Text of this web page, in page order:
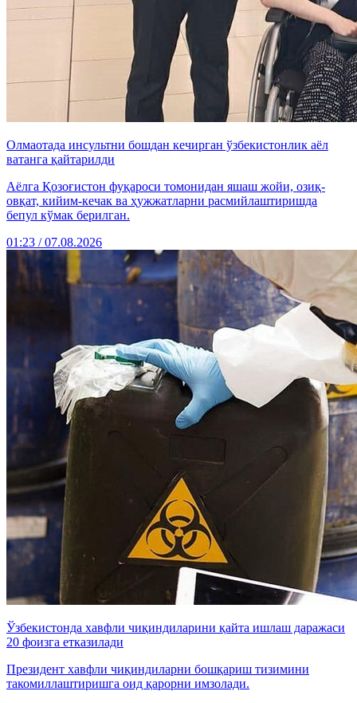
Олмаотада инсультни бошдан кечирган ўзбекистонлик аёл
ватанга қайтарилди
Аёлга Қозоғистон фуқароси томонидан яшаш жойи, озиқ-
овқат, кийим-кечак ва ҳужжатларни расмийлаштиришда
бепул кўмак берилган.
01:23 / 07.08.2026
Ўзбекистонда хавфли чиқиндиларини қайта ишлаш даражаси
20 фоизга етказилади
Президент хавфли чиқиндиларни бошқариш тизимини
такомиллаштиришга оид қарорни имзолади.